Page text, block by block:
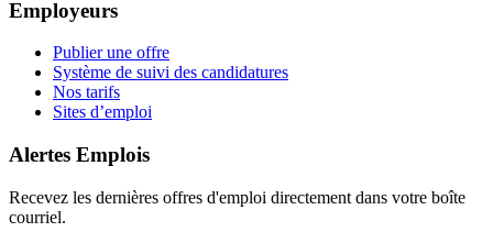
Employeurs
Publier une offre
Système de suivi des candidatures
Nos tarifs
Sites d’emploi
Alertes Emplois
Recevez les dernières offres d'emploi directement dans votre boîte
courriel.